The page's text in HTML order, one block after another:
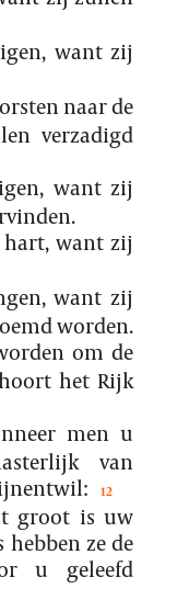
want zij
naar de
verzadigd
want zij
want zij
want zij
worden.
om de
het Rijk
men u
van
12
groot is uw
ze de
u geleefd